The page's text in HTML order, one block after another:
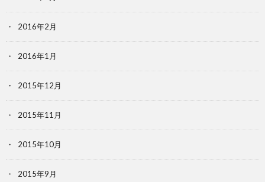
2016年2月
2016年1月
2015年12月
2015年11月
2015年10月
2015年9月